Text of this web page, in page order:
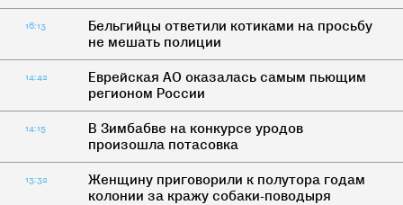
16:13
Бельгийцы ответили котиками на просьбу
не мешать полиции
14:42
Еврейская АО оказалась самым пьющим
регионом России
14:15
В Зимбабве на конкурсе уродов
произошла потасовка
13:32
Женщину приговорили к полутора годам
колонии за кражу собаки-поводыря